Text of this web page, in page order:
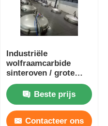
Industriële
wolfraamcarbide
sinteroven / grote
grafitisatieoven
Beste prijs
Contacteer ons